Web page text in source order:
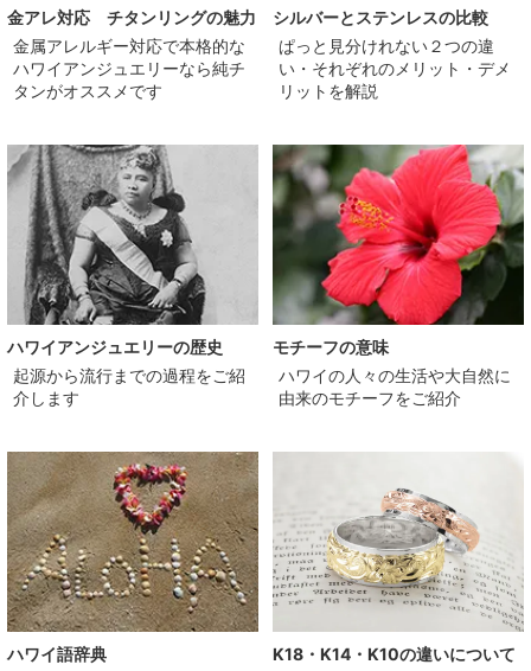
金アレ対応 チタンリングの魅力
金属アレルギー対応で本格的な
ハワイアンジュエリーなら純チ
タンがオススメです
シルバーとステンレスの比較
ぱっと見分けれない２つの違
い・それぞれのメリット・デメ
リットを解説
ハワイアンジュエリーの歴史
起源から流行までの過程をご紹
介します
モチーフの意味
ハワイの人々の生活や大自然に
由来のモチーフをご紹介
ハワイ語辞典
K18・K14・K10の違いについて